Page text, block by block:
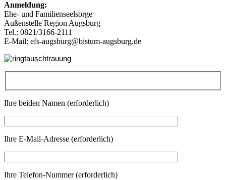
Anmeldung:
Ehe- und Familienseelsorge
Außenstelle Region Augsburg
Tel.: 0821/3166-2111
E-Mail: efs-augsburg@bistum-augsburg.de
Ihre beiden Namen (erforderlich)
Ihre E-Mail-Adresse (erforderlich)
Ihre Telefon-Nummer (erforderlich)